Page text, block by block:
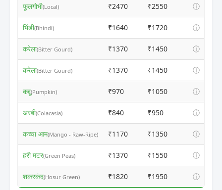
फूलगोभी(Local) ₹2470 ₹2550 ⓘ
भिंडी(Bhindi) ₹1640 ₹1720 ⓘ
करेला(Bitter Gourd) ₹1370 ₹1450 ⓘ
करेला(Bitter Gourd) ₹1370 ₹1450 ⓘ
कद्दू(Pumpkin) ₹970 ₹1050 ⓘ
अरबी(Colacasia) ₹840 ₹950 ⓘ
कच्चा आम(Mango - Raw-Ripe) ₹1170 ₹1350 ⓘ
हरी मटर(Green Peas) ₹1370 ₹1550 ⓘ
शकरकंद(Hosur Green) ₹1820 ₹1950 ⓘ